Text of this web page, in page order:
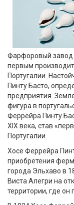
Текстиль
Фарфор
Декор
Бренды
Фарфоровый завод
первым
Португалии.
Пинту Басто,
предприятия.
фигура в
Феррейра Пинту
XIX века, став
Португалии.
Хосе Феррейра
приобретения
города Эльхаво в
Виста Алегри на
территории, где он